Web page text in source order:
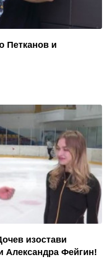
Петканов и
изостави
Александра Фейгин!